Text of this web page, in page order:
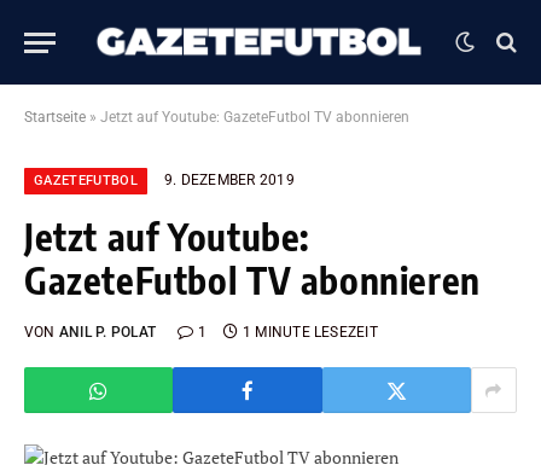
Startseite » Jetzt auf Youtube: GazeteFutbol TV abonnieren
GAZETEFUTBOL 9. DEZEMBER 2019
Jetzt auf Youtube:
GazeteFutbol TV abonnieren
VON ANIL P. POLAT 1 1 MINUTE LESEZEIT